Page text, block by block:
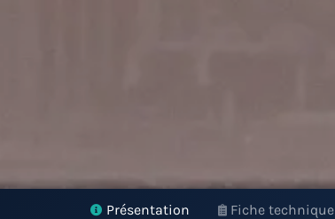
Présentation Fiche technique